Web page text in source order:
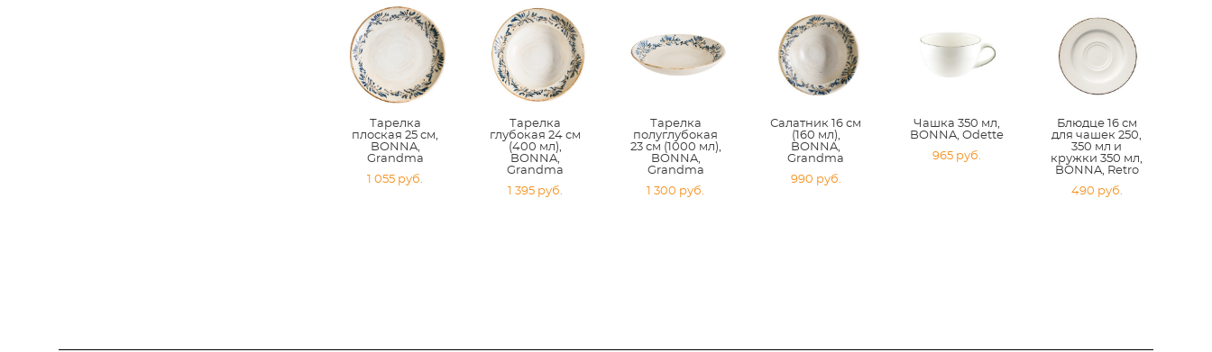
Тарелка
плоская 25 см,
BONNA,
Grandma
1 055 pуб.
Тарелка
глубокая 24 см
(400 мл),
BONNA,
Grandma
1 395 pуб.
Тарелка
полуглубокая
23 см (1000 мл),
BONNA,
Grandma
1 300 pуб.
Салатник 16 см
(160 мл),
BONNA,
Grandma
990 pуб.
Чашка 350 мл,
BONNA, Odette
965 pуб.
Блюдце 16 см
для чашек 250,
350 мл и
кружки 350 мл,
BONNA, Retro
490 pуб.